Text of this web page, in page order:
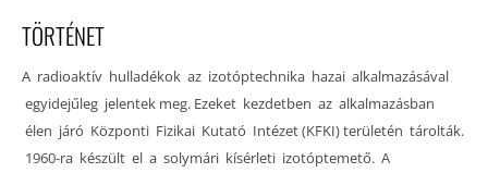
TÖRTÉNET
A radioaktív hulladékok az izotóptechnika hazai alkalmazásával
egyidejűleg jelentek meg. Ezeket kezdetben az alkalmazásban
élen járó Központi Fizikai Kutató Intézet (KFKI) területén tárolták.
1960-ra készült el a solymári kísérleti izotóptemető. A